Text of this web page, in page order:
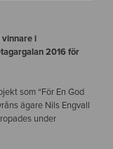
vinnare i
2016 för
som “För En God
ägare Nils Engvall
under